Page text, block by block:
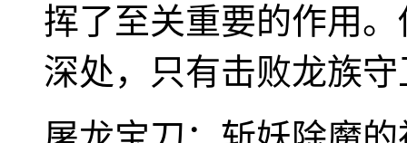
挥了至关重要的作用
深处，只有击败龙族